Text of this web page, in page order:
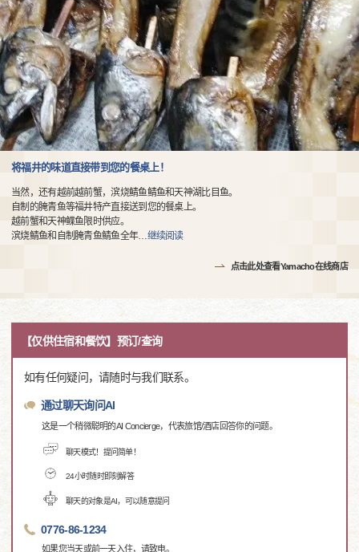
将福井的味道直接带到您的餐桌上！
当然，还有越前越前蟹，滨烧鲭鱼鲭鱼和天神湖比目鱼。
自制的腌青鱼等福井特产直接送到您的餐桌上。
越前蟹和天神鲽鱼限时供应。
滨烧鲭鱼和自制腌青鱼鲭鱼全年… 继续阅读
点击此处查看Yamacho在线商店
【仅供住宿和餐饮】预订/查询
如有任何疑问，请随时与我们联系。
通过聊天询问AI
这是一个稍微聪明的AI Concierge，代表旅馆/酒店回答你的问题。
聊天模式！提问简单！
24小时随时即刻解答
聊天的对象是AI，可以随意提问
0776-86-1234
如果您当天或前一天入住，请致电。